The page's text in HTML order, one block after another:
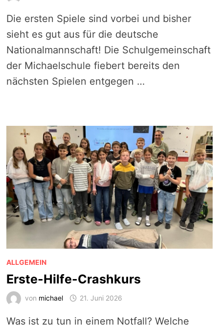
Die ersten Spiele sind vorbei und bisher
sieht es gut aus für die deutsche
Nationalmannschaft! Die Schulgemeinschaft
der Michaelschule fiebert bereits den
nächsten Spielen entgegen …
ALLGEMEIN
Erste-Hilfe-Crashkurs
von michael 21. Juni 2026
Was ist zu tun in einem Notfall? Welche